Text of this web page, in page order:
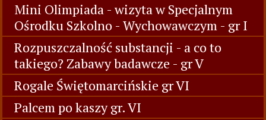
Mini Olimpiada - wizyta w Specjalnym
Ośrodku Szkolno - Wychowawczym - gr I
Rozpuszczalność substancji - a co to
takiego? Zabawy badawcze - gr V
Rogale Świętomarcińskie gr VI
Palcem po kaszy gr. VI